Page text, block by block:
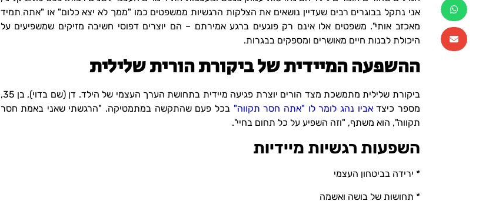
אני נתקל בבוגרים רבים שעדיין נושאים את הצלקות הרגשיות ממשפטים כמו "ממך לא יצא כלום" או "אתה תמיד
מאכזב אותי". משפטים אלו אינם רק פוגעים ברגע אמירתם – הם יוצרים דפוסי חשיבה מזיקים שמשפיעים על
היכולת לבנות חיים מאושרים ומספקים בבגרות.
ההשפעה המיידית של ביקורת הורית שלילית
ביקורת שלילית מתמשכת מצד הורים יוצרת פגיעה מיידית בתחושת הערך העצמי של הילד. דן (שם בדוי), בן 35,
מספר כיצדאביו נהג לומר לו "אתה חסר תקווה" בכל פעם שהתקשה במתמטיקה. "הרגשתי שאני באמת חסר
תקווה", הוא משתף, "וזה השפיע על כל תחום בחיי".
השפעות רגשיות מיידיות
* ירידה בביטחון העצמי
* תחושות של בושה ואשמה